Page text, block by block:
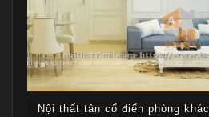
Nội thất tân cổ điển phòng